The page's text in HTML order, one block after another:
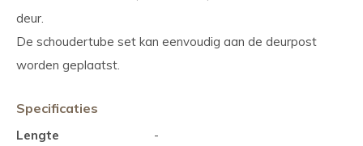
deur.
De schoudertube set kan eenvoudig aan de deurpost
worden geplaatst.
Specificaties
Lengte
-